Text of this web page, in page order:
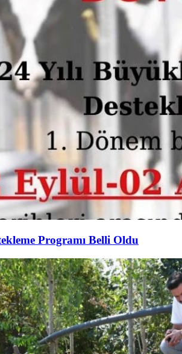
Programı Belli Oldu